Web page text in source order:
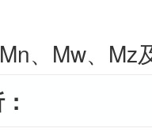
、Mw、Mz